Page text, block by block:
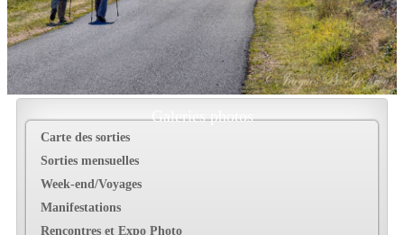
Galeries photos
Carte des sorties
Sorties mensuelles
Week-end/Voyages
Manifestations
Rencontres et Expo Photo